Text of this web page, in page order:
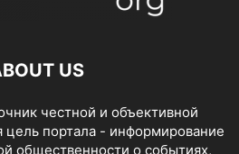
US
честной и объективной
портала - информирование
общественности о событиях,